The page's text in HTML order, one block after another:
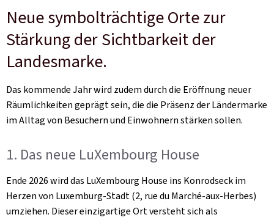
Neue symbolträchtige Orte zur
Stärkung der Sichtbarkeit der
Landesmarke.
Das kommende Jahr wird zudem durch die Eröffnung neuer
Räumlichkeiten geprägt sein, die die Präsenz der Ländermarke
im Alltag von Besuchern und Einwohnern stärken sollen.
1. Das neue LuXembourg House
Ende 2026 wird das LuXembourg House ins Konrodseck im
Herzen von Luxemburg-Stadt (2, rue du Marché-aux-Herbes)
umziehen. Dieser einzigartige Ort versteht sich als